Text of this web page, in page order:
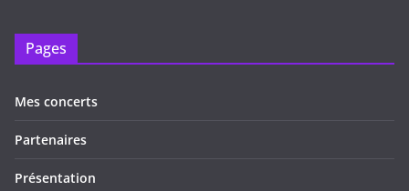
Pages
Mes concerts
Partenaires
Présentation